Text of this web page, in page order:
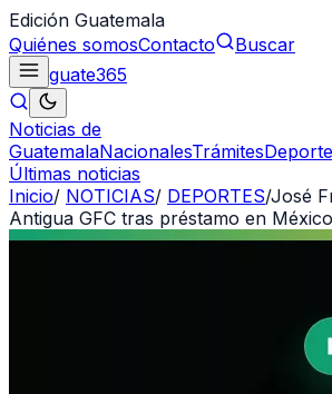
Edición Guatemala
Quiénes somosContacto
Buscar
guate365
Noticias de
GuatemalaNacionalesTrámites
Últimas noticias
Inicio/ NOTICIAS/ DEPORTES/José
Antigua GFC tras préstamo en México